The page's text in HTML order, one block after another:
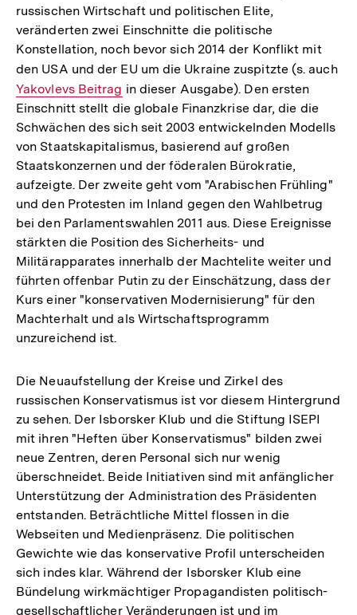
russischen Wirtschaft und politischen Elite,
veränderten zwei Einschnitte die politische
Konstellation, noch bevor sich 2014 der Konflikt mit
den USA und der EU um die Ukraine zuspitzte (s. auch
Yakovlevs Beitrag in dieser Ausgabe). Den ersten
Einschnitt stellt die globale Finanzkrise dar, die die
Schwächen des sich seit 2003 entwickelnden Modells
von Staatskapitalismus, basierend auf großen
Staatskonzernen und der föderalen Bürokratie,
aufzeigte. Der zweite geht vom "Arabischen Frühling"
und den Protesten im Inland gegen den Wahlbetrug
bei den Parlamentswahlen 2011 aus. Diese Ereignisse
stärkten die Position des Sicherheits- und
Militärapparates innerhalb der Machtelite weiter und
führten offenbar Putin zu der Einschätzung, dass der
Kurs einer "konservativen Modernisierung" für den
Machterhalt und als Wirtschaftsprogramm
unzureichend ist.
Die Neuaufstellung der Kreise und Zirkel des
russischen Konservatismus ist vor diesem Hintergrund
zu sehen. Der Isborsker Klub und die Stiftung ISEPI
mit ihren "Heften über Konservatismus" bilden zwei
neue Zentren, deren Personal sich nur wenig
überschneidet. Beide Initiativen sind mit anfänglicher
Unterstützung der Administration des Präsidenten
entstanden. Beträchtliche Mittel flossen in die
Webseiten und Medienpräsenz. Die politischen
Gewichte wie das konservative Profil unterscheiden
sich indes klar. Während der Isborsker Klub eine
Bündelung wirkmächtiger Propagandisten politisch-
gesellschaftlicher Veränderungen ist und im